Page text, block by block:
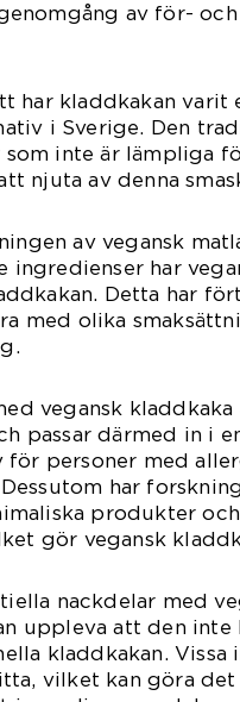
av för-
har kladdkakan
i Sverige. Den
inte är lämpliga
njuta av denna
av vegansk
ingredienser har
Detta har
med olika
vegansk
passar därmed in i
för personer med
har
produkter
gör vegansk
nackdelar med
uppleva att den inte
kladdkakan. Vissa
vilket kan göra